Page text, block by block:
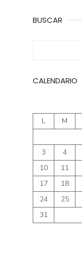
BUSCAR
CALENDARIO
L
M
3
4
10
11
17
18
24
25
31